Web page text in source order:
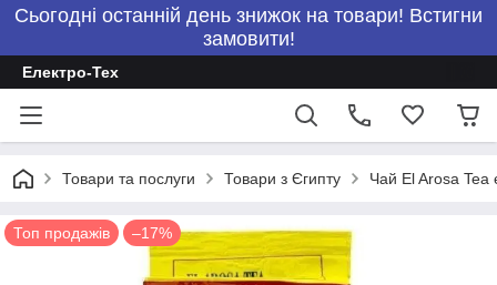
Сьогодні останній день знижок на товари! Встигни
замовити!
Електро-Тех
Товари та послуги Товари з Єгипту Чай El Arosa Tea
Топ продажів –17%